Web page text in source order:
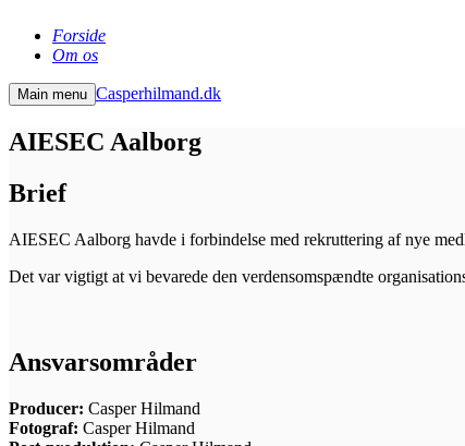
Forside
Om os
Main menu Casperhilmand.dk
AIESEC Aalborg
Brief
AIESEC Aalborg havde i forbindelse med rekruttering af nye
Det var vigtigt at vi bevarede den verdensomspændte
Ansvarsområder
Producer: Casper Hilmand
Fotograf: Casper Hilmand